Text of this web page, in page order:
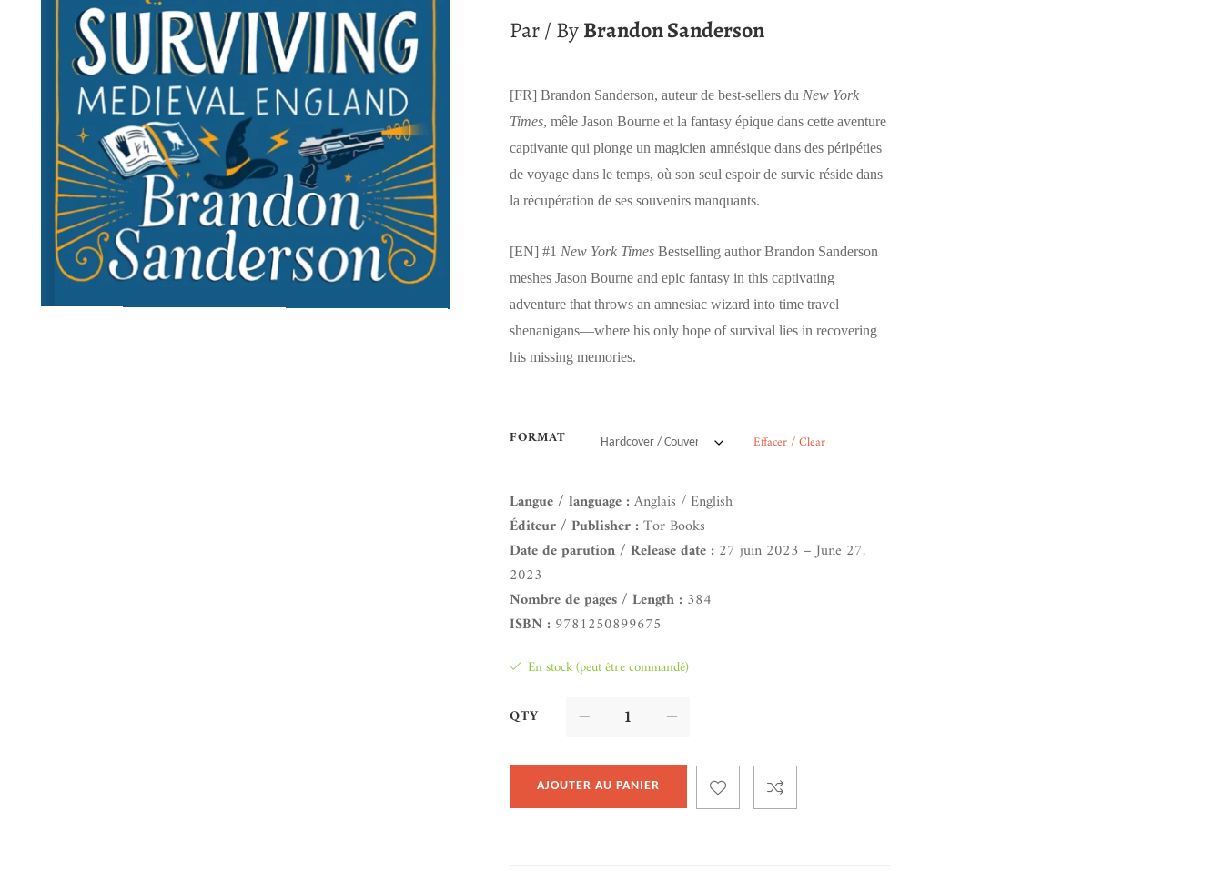
Par / ByBrandon Sanderson
[FR]Brandon Sanderson, auteur de best-sellers du New York
Times, mêle Jason Bourne et la fantasy épique dans cette aventure
captivante qui plonge un magicien amnésique dans des péripéties
de voyage dans le temps, où son seul espoir de survie réside dans
la récupération de ses souvenirs manquants.
[EN]#1 New York Times Bestselling author Brandon Sanderson
meshes Jason Bourne and epic fantasy in this captivating
adventure that throws an amnesiac wizard into time travel
shenanigans―where his only hope of survival lies in recovering
his missing memories.
FORMAT Effacer / Clear
Langue / language :Anglais / English
Éditeur / Publisher :Tor Books
Date de parution / Release date : 27 juin 2023 – June 27,
2023
Nombre de pages / Length : 384
ISBN : 9781250899675
En stock (peut être commandé)
QTY
AJOUTER AU PANIER